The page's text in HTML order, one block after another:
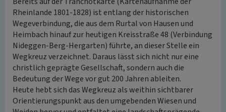
Rheinlande 1801-1828) ist entlang der historischen
Wegeverbindung, die aus dem Rurtal von Hausen und
Heimbach hinauf zur heutigen Kreisstraße 48 (Verbindung
Nideggen-Berg-Hergarten) führte, an dieser Stelle ein
Wegkreuz verzeichnet. Daraus lässt sich nicht nur eine
christlich geprägte Gesellschaft, sondern auch die
Bedeutung der Wege vor gut 200 Jahren ableiten.
Heute hebt sich das Wegkreuz als weithin sichtbarer
Orientierungspunkt aus den umgebenden Wiesen und